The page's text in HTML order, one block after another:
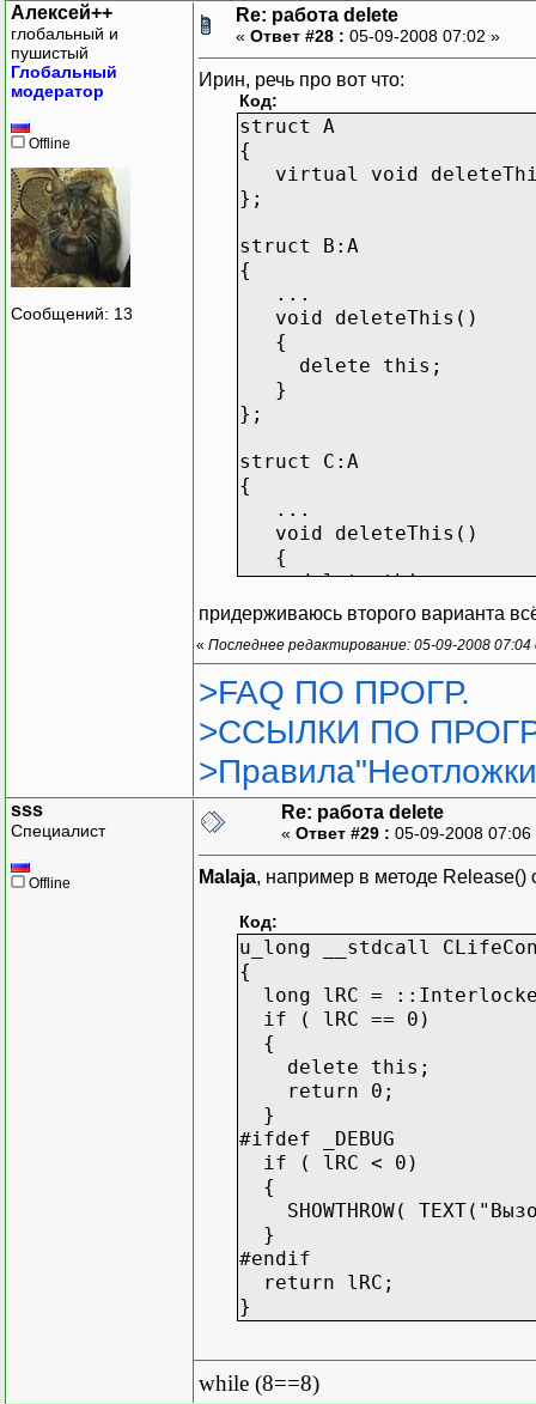
Алексей++
глобальный и
пушистый
Глобальный
модератор
Offline
Сообщений: 13
Re: работа delete
« Ответ #28 : 05-09-2008 07:02 »
Ирин, речь про вот что:
Код:
struct A
{
virtual void
};
struct B:A
{
...
void deleteThis()
{
delete this;
}
};
struct C:A
{
...
void deleteThis()
{
delete this;
}
};
//-------------
A* pVirt=0;
if(условие)
{
pVirt=new B;
else
{
pVirt=new C;
}
...
//как удалять будем ?
//так
delete pVirt;
pVirt=0;
//или так
pVirt->deleteThis();
pVirt=0;
придерживаюсь второго варианта
« Последнее редактирование: 05-09-2008
>FAQ ПО ПРОГР.
>ССЫЛКИ ПО
sss
Специалист
Offline
Re: работа delete
« Ответ #29 : 05-09-2008
Malaja, например в методе Release()
Код:
u_long __stdcall
{
long lRC =
if ( lRC == 0)
{
delete this;
return 0;
}
#ifdef _DEBUG
if ( lRC < 0)
{
SHOWTHROW(
}
#endif
return lRC;
}
while (8==8)